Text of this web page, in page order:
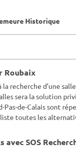
Historique
Roubaix
recherche d’une
sera la solution
de-Calais sont
toutes les
SOS